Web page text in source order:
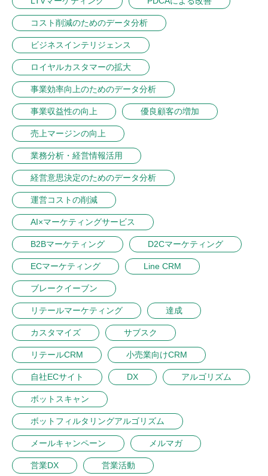
コスト削減のためのデータ分析
ビジネスインテリジェンス
ロイヤルカスタマーの拡大
事業効率向上のためのデータ分析
事業収益性の向上 優良顧客の増加
売上マージンの向上
業務分析・経営情報活用
経営意思決定のためのデータ分析
運営コストの削減
AI×マーケティングサービス
B2Bマーケティング D2Cマーケティング
ECマーケティング Line CRM
ブレークイーブン
リテールマーケティング 達成
カスタマイズ サブスク
リテールCRM 小売業向けCRM
自社ECサイト DX アルゴリズム
ボットスキャン
ボットフィルタリングアルゴリズム
メールキャンペーン メルマガ
営業DX 営業活動